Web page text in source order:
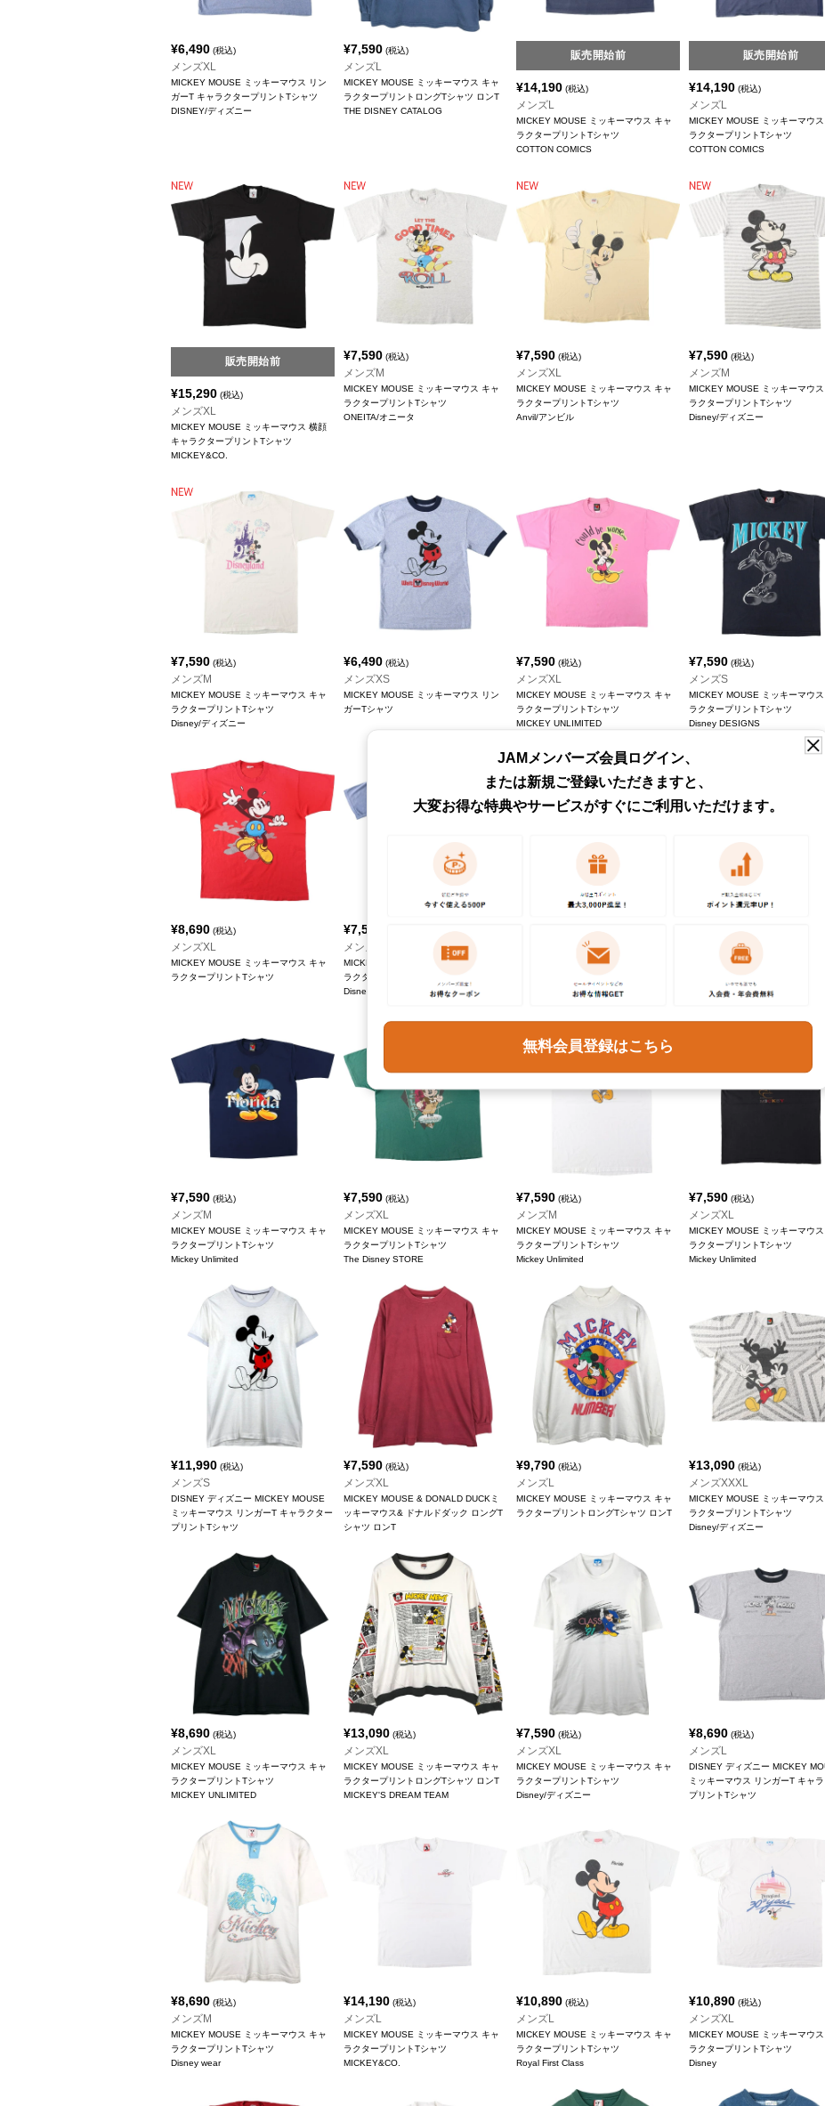
¥6,490 (税込)
メンズXL
MICKEY MOUSE ミッキーマウス リン
ガーT キャラクタープリントTシャツ
DISNEY/ディズニー
¥7,590 (税込)
メンズL
MICKEY MOUSE ミッキーマウス キャ
ラクタープリントロングTシャツ ロンT
THE DISNEY CATALOG
販売開始前
¥14,190 (税込)
メンズL
MICKEY MOUSE ミッキーマウス キャ
ラクタープリントTシャツ
COTTON COMICS
販売開始前
¥14,190 (税込)
メンズL
MICKEY MOUSE ミッキーマウス
ラクタープリントTシャツ
COTTON COMICS
販売開始前
¥15,290 (税込)
メンズXL
MICKEY MOUSE ミッキーマウス 横顔
キャラクタープリントTシャツ
MICKEY&CO.
¥7,590 (税込)
メンズM
MICKEY MOUSE ミッキーマウス キャ
ラクタープリントTシャツ
ONEITA/オニータ
¥7,590 (税込)
メンズXL
MICKEY MOUSE ミッキーマウス キャ
ラクタープリントTシャツ
Anvil/アンビル
¥7,590 (税込)
メンズM
MICKEY MOUSE ミッキーマウス
ラクタープリントTシャツ
Disney/ディズニー
¥7,590 (税込)
メンズM
MICKEY MOUSE ミッキーマウス キャ
ラクタープリントTシャツ
Disney/ディズニー
¥6,490 (税込)
メンズXS
MICKEY MOUSE ミッキーマウス リン
ガーTシャツ
¥7,590 (税込)
メンズXL
MICKEY MOUSE ミッキーマウス キャ
ラクタープリントTシャツ
MICKEY UNLIMITED
¥7,590 (税込)
メンズS
MICKEY MOUSE ミッキーマウス
ラクタープリントTシャツ
Disney DESIGNS
¥8,690 (税込)
メンズXL
MICKEY MOUSE ミッキーマウス キャ
ラクタープリントTシャツ
¥7,590
メンズXL
MICKEY MOUSE ミッキーマウス キャ
ラクタープリントTシャツ
Disney
MICKEY MOUSE ミッキーマウス リン
Disneyland RESORT
MICKEY MOUSE ミッキーマウ
Velva Sheen
¥7,590 (税込)
メンズM
MICKEY MOUSE ミッキーマウス キャ
ラクタープリントTシャツ
Mickey Unlimited
¥7,590 (税込)
メンズXL
MICKEY MOUSE ミッキーマウス キャ
ラクタープリントTシャツ
The Disney STORE
¥7,590 (税込)
メンズM
MICKEY MOUSE ミッキーマウス キャ
ラクタープリントTシャツ
Mickey Unlimited
¥7,590 (税込)
メンズXL
MICKEY MOUSE ミッキーマウス
ラクタープリントTシャツ
Mickey Unlimited
¥11,990 (税込)
メンズS
DISNEY ディズニー MICKEY MOUSE
ミッキーマウス リンガーT キャラクター
プリントTシャツ
¥7,590 (税込)
メンズXL
MICKEY MOUSE & DONALD DUCKミ
ッキーマウス& ドナルドダック ロングT
シャツ ロンT
¥9,790 (税込)
メンズL
MICKEY MOUSE ミッキーマウス キャ
ラクタープリントロングTシャツ ロンT
¥13,090 (税込)
メンズXXXL
MICKEY MOUSE ミッキーマウス
ラクタープリントTシャツ
Disney/ディズニー
¥8,690 (税込)
メンズXL
MICKEY MOUSE ミッキーマウス キャ
ラクタープリントTシャツ
MICKEY UNLIMITED
¥13,090 (税込)
メンズXL
MICKEY MOUSE ミッキーマウス キャ
ラクタープリントロングTシャツ ロンT
MICKEY'S DREAM TEAM
¥7,590 (税込)
メンズXL
MICKEY MOUSE ミッキーマウス キャ
ラクタープリントTシャツ
Disney/ディズニー
¥8,690 (税込)
メンズL
DISNEY ディズニー MICKEY
ミッキーマウス リンガーT キャ
プリントTシャツ
¥8,690 (税込)
メンズM
MICKEY MOUSE ミッキーマウス キャ
ラクタープリントTシャツ
Disney wear
¥14,190 (税込)
メンズL
MICKEY MOUSE ミッキーマウス キャ
ラクタープリントTシャツ
MICKEY&CO.
¥10,890 (税込)
メンズL
MICKEY MOUSE ミッキーマウス キャ
ラクタープリントTシャツ
Royal First Class
¥10,890 (税込)
メンズXL
MICKEY MOUSE ミッキーマウス
ラクタープリントTシャツ
Disney
JAMメンバーズ会員ログイン、
または新規ご登録いただきますと、
大変お得な特典やサービスがすぐにご利用いただけます。
無料会員登録はこちら